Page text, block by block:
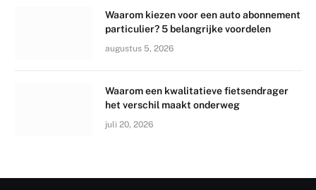
Waarom kiezen voor een auto abonnement
particulier? 5 belangrijke voordelen
augustus 5, 2026
Waarom een kwalitatieve fietsendrager
het verschil maakt onderweg
juli 20, 2026